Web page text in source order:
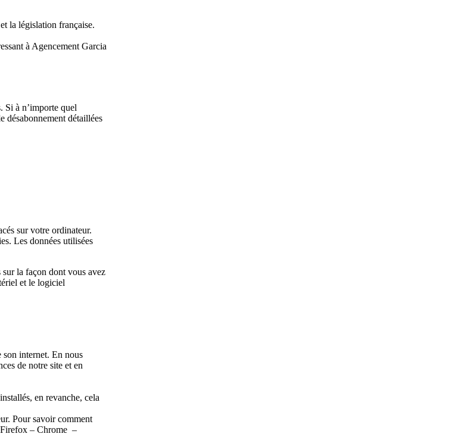
la législation française.
à Agencement Garcia
Si à n’importe quel
désabonnement détaillées
sur votre ordinateur.
Les données utilisées
la façon dont vous avez
et le logiciel
son internet. En nous
de notre site et en
en revanche, cela
Pour savoir comment
Firefox – Chrome –